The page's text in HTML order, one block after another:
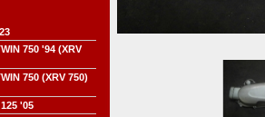
750 '94 (XRV
750 (XRV 750)
'05